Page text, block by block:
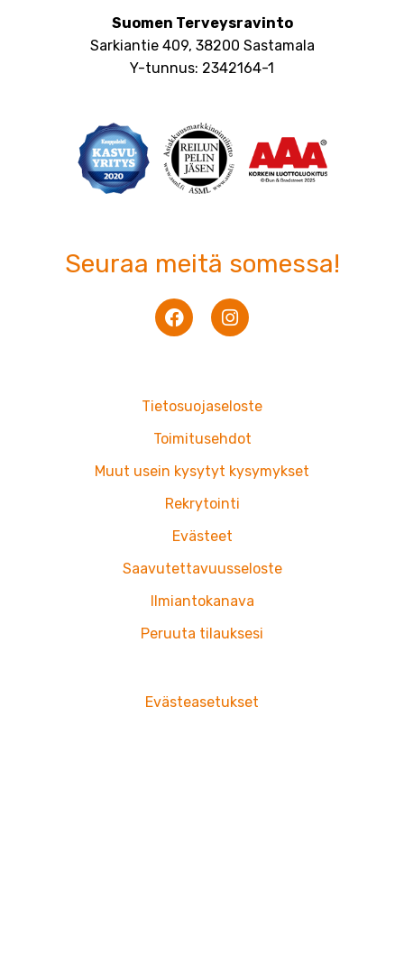
Suomen Terveysravinto
Sarkiantie 409, 38200 Sastamala
Y-tunnus: 2342164-1
Seuraa meitä somessa!
F
a
o
k
I
n
g
a
Tietosuojaseloste
Toimitusehdot
Muut usein kysytyt kysymykset
Rekrytointi
Evästeet
Saavutettavuusseloste
Ilmiantokanava
Peruuta tilauksesi
Evästeasetukset